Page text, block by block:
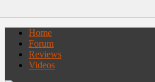
Home
Forum
Reviews
Videos